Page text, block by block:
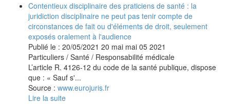
Contentieux disciplinaire des praticiens de santé : la
juridiction disciplinaire ne peut pas tenir compte de
circonstances de fait ou d'éléments de droit, seulement
exposés oralement à l'audience
Publié le : 20/05/2021 20 mai mai 05 2021
Particuliers / Santé / Responsabilité médicale
L’article R. 4126-12 du code de la santé publique, dispose
que : « Sauf s'...
Source : www.eurojuris.fr
Lire la suite